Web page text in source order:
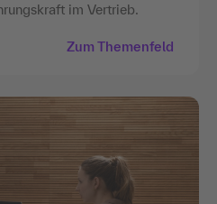
im Vertrieb.
Zum Themenfeld